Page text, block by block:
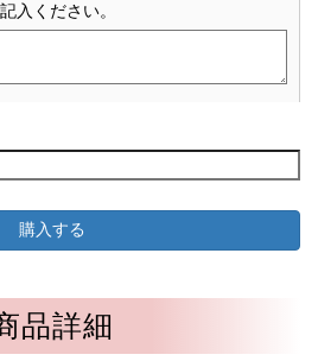
入ください。
品詳細